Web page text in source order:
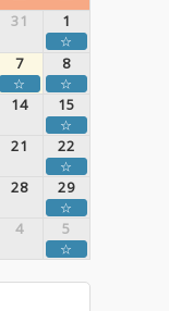
31 1
☆
7 8
☆ ☆
14 15
☆
21 22
☆
28 29
☆
4 5
☆